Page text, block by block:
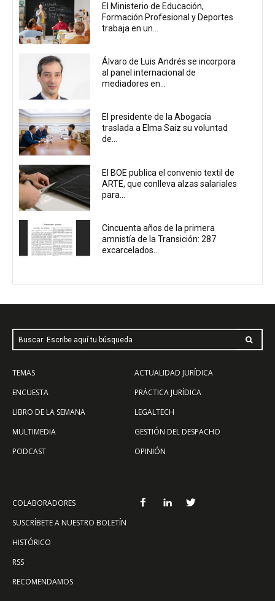
El Ministerio de Educación,
Formación Profesional y Deportes
trabaja en un...
Álvaro de Luis Andrés se incorpora
al panel internacional de
mediadores en...
El presidente de la Abogacía
traslada a Elma Saiz su voluntad
de...
El BOE publica el convenio textil de
ARTE, que conlleva alzas salariales
para...
Cincuenta años de la primera
amnistía de la Transición: 287
excarcelados...
Buscar: Escribe aquí tu búsqueda
TEMAS
ENCUESTA
LIBRO DE LA SEMANA
MULTIMEDIA
PODCAST
ACTUALIDAD JURÍDICA
PRÁCTICA JURÍDICA
LEGALTECH
GESTIÓN DEL DESPACHO
OPINIÓN
COLABORADORES
SUSCRÍBETE A NUESTRO BOLETÍN
HISTÓRICO
RSS
RECOMENDAMOS